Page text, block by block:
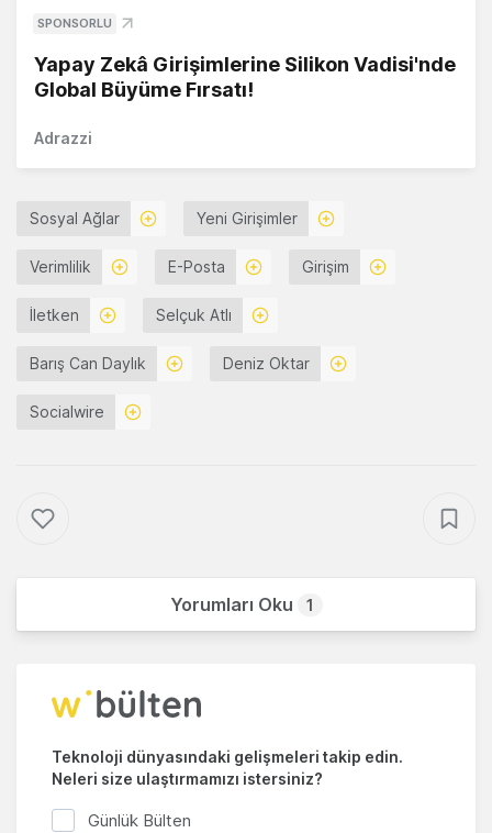
SPONSORLU
Yapay Zekâ Girişimlerine Silikon Vadisi'nde
Global Büyüme Fırsatı!
Adrazzi
Sosyal Ağlar Yeni Girişimler
Verimlilik E-Posta Girişim
İletken Selçuk Atlı
Barış Can Daylık Deniz Oktar
Socialwire
Yorumları Oku 1
Teknoloji dünyasındaki gelişmeleri takip edin.
Neleri size ulaştırmamızı istersiniz?
Günlük Bülten